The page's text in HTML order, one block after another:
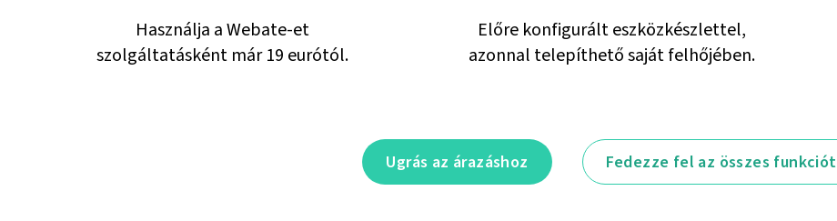
Használja a Webate-et
szolgáltatásként már 19 eurótól.
Előre konfigurált eszközkészlettel,
azonnal telepíthető saját felhőjében.
Ugrás az árazáshoz Fedezze fel az összes funkciót